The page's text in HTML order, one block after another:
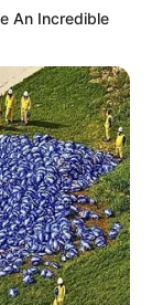
An Incredible